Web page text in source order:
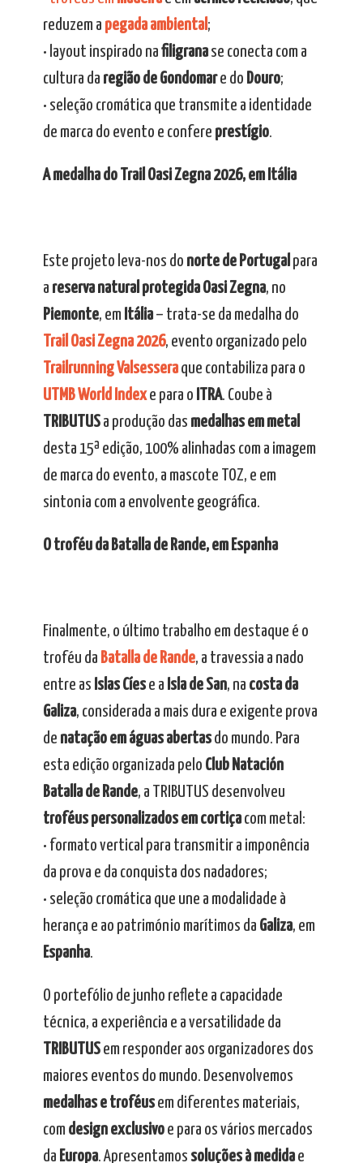
reduzem a pegada ambiental ;
• layout inspirado na filigranase conecta com a
cultura da região de Gondomare do Douro;
• seleção cromática que transmite a identidade
de marca do evento e confere prestígio.
A medalha do Trail Oasi Zegna 2026, em Itália
Este projeto leva-nos do norte de Portugal para
a reserva natural protegida Oasi Zegna, no
Piemonte, em Itália– trata-se da medalha do
Trail Oasi Zegna 2026, evento organizado pelo
Trailrunning Valsesseraque contabiliza para o
UTMB World Index e para o ITRA. Coube à
TRIBUTUSa produção das medalhas em metal
desta 15ª edição, 100% alinhadas com a imagem
de marca do evento, a mascote TOZ, e em
sintonia com a envolvente geográfica.
O troféu da Batalla de Rande, em Espanha
Finalmente, o último trabalho em destaque é o
troféu da Batalla de Rande, a travessia a nado
entre as Islas Cíese a Isla de San, na costa da
Galiza, considerada a mais dura e exigente prova
de natação em águas abertasdo mundo. Para
esta edição organizada pelo Club Natación
Batalla de Rande, a TRIBUTUS desenvolveu
troféus personalizados em cortiçacom metal:
• formato vertical para transmitir a imponência
da prova e da conquista dos nadadores;
• seleção cromática que une a modalidade à
herança e ao património marítimos da Galiza, em
Espanha.
O portefólio de junho reflete a capacidade
técnica, a experiência e a versatilidade da
TRIBUTUSem responder aos organizadores dos
maiores eventos do mundo. Desenvolvemos
medalhas e troféusem diferentes materiais,
com design exclusivoe para os vários mercados
da Europa. Apresentamos soluções à medidae